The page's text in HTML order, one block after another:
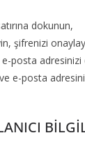
dokunun,
şifrenizi
posta adresinizi
e-posta